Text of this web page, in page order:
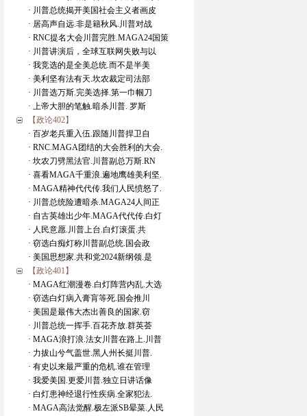
· 川普总统揭开美国社会主义者画皮
· 居高声自远.非是籍秋风.川普对战
· RNC提名大会川普完胜.MAGA24国策
· 川普讲演后，全球互联网失败与以
· 我竞选的是全美总统.而不是半美
· 美利坚有法有天.坎农裁定司法部
· 川普选万斯.完美选择.第一巾帼刀
· 上帝大胆的笔触.暗杀川普. 罗斯
【政论402】
· 百岁老兵重入伍.跟随川普捍卫自
· RNC.MAGA团结的大会胜利的大会.
· 坎农刀劈黑法官.川普副总万斯.RN
· 喜看MAGA千重浪.遍地鹰雄美利坚.
· MAGA精神代代传.我们人民愤怒了.
· 川普总统险遭暗杀.MAGA24人间正
· 自古英雄出少年.MAGA代代传.白灯
· 人民意愿.川普上台.白灯滚蛋.共
· 窃选白痴灯称川普副总统.国会政
· 美国思想家.共和党2024新纲领.是
【政论401】
· MAGA红潮漫卷.白灯阵营内乱.大选
· 窃选白灯病入膏肓等死.国会推川
· 美国是最伟大杰出善良的国家.窃
· 川普总统一挥手.百花齐放.群英荟
· MAGA浪打浪.法女川普在路上.川普
· 力拔山兮气盖世.黑人州长挺川普.
· 有史以来最严重的危机.谁在管理
· 我爱美国.更爱川普.独立日讲话像
· 白灯患神经退行性疾病.全家犯法.
· MAGA高法觉醒.极左派SB晕菜.人民